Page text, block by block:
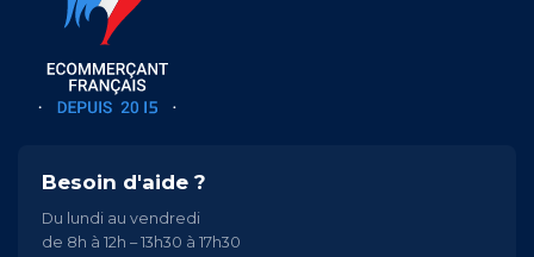
Besoin d'aide ?
Du lundi au vendredi
de 8h à 12h – 13h30 à 17h30